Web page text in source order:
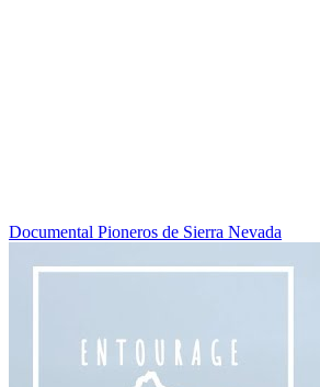
Documental Pioneros de Sierra Nevada